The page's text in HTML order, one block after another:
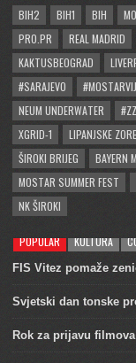
BIH2 BIH1 BIH
PRO.PR
REAL MADRID
KAKTUSBEOGRAD
#SARAJEVO
NEUM UNDERWATER
XGRID-1
LIPANJSKE ZORE
ŠIROKI BRIJEG
BAYERN
MOSTAR SUMMER FEST
NK ŠIROKI
POPULAR KULTURA
FIS Vitez pomaže
Svjetski dan tonske
Rok za prijavu